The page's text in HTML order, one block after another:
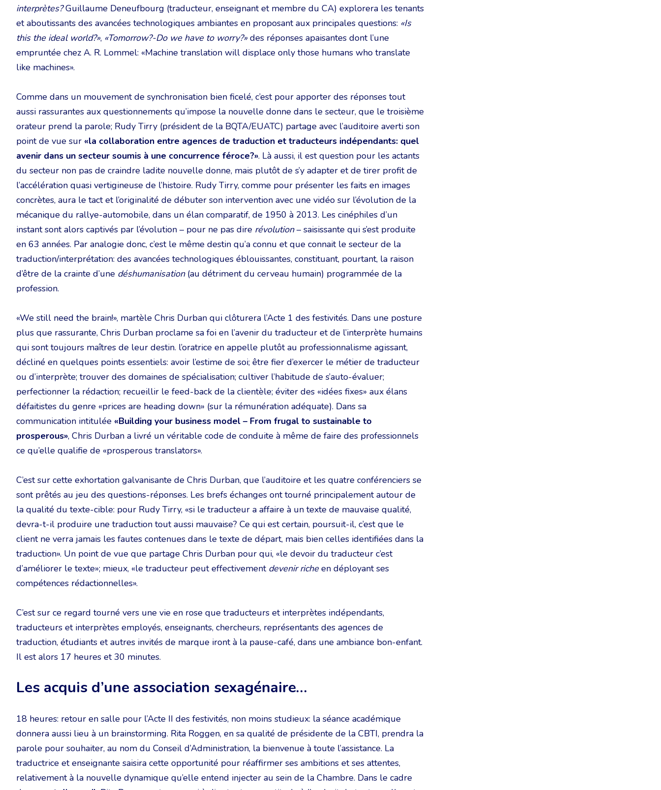
interprètes?Guillaume Deneufbourg (traducteur, enseignant et membre du CA) explorera les tenants
et aboutissants des avancées technologiques ambiantes en proposant aux principales questions: «Is
this the ideal world?», «Tomorrow?-Do we have to worry?» des réponses apaisantes dont l’une
empruntée chez A. R. Lommel: «Machine translation will displace only those humans who translate
like machines».
Comme dans un mouvement de synchronisation bien ficelé, c’est pour apporter des réponses tout
aussi rassurantes aux questionnements qu’impose la nouvelle donne dans le secteur, que le troisième
orateur prend la parole; Rudy Tirry (président de la BQTA/EUATC) partage avec l’auditoire averti son
point de vue sur «la collaboration entre agences de traduction et traducteurs indépendants: quel
avenir dans un secteur soumis à une concurrence féroce?». Là aussi, il est question pour les actants
du secteur non pas de craindre ladite nouvelle donne, mais plutôt de s’y adapter et de tirer profit de
l’accélération quasi vertigineuse de l’histoire. Rudy Tirry, comme pour présenter les faits en images
concrètes, aura le tact et l’originalité de débuter son intervention avec une vidéo sur l’évolution de la
mécanique du rallye-automobile, dans un élan comparatif, de 1950 à 2013. Les cinéphiles d’un
instant sont alors captivés par l’évolution – pour ne pas dire révolution– saisissante qui s’est produite
en 63 années. Par analogie donc, c’est le même destin qu’a connu et que connait le secteur de la
traduction/interprétation: des avancées technologiques éblouissantes, constituant, pourtant, la raison
d’être de la crainte d’une déshumanisation(au détriment du cerveau humain) programmée de la
profession.
«We still need the brain!», martèle Chris Durban qui clôturera l’Acte 1 des festivités. Dans une posture
plus que rassurante, Chris Durban proclame sa foi en l’avenir du traducteur et de l’interprète humains
qui sont toujours maîtres de leur destin. l’oratrice en appelle plutôt au professionnalisme agissant,
décliné en quelques points essentiels: avoir l’estime de soi; être fier d’exercer le métier de traducteur
ou d’interprète; trouver des domaines de spécialisation; cultiver l’habitude de s’auto-évaluer;
perfectionner la rédaction; recueillir le feed-back de la clientèle; éviter des «idées fixes» aux élans
défaitistes du genre «prices are heading down» (sur la rémunération adéquate). Dans sa
communication intitulée «Building your business model – From frugal to sustainable to
prosperous», Chris Durban a livré un véritable code de conduite à même de faire des professionnels
ce qu’elle qualifie de «prosperous translators».
C’est sur cette exhortation galvanisante de Chris Durban, que l’auditoire et les quatre conférenciers se
sont prêtés au jeu des questions-réponses. Les brefs échanges ont tourné principalement autour de
la qualité du texte-cible: pour Rudy Tirry, «si le traducteur a affaire à un texte de mauvaise qualité,
devra-t-il produire une traduction tout aussi mauvaise? Ce qui est certain, poursuit-il, c’est que le
client ne verra jamais les fautes contenues dans le texte de départ, mais bien celles identifiées dans la
traduction». Un point de vue que partage Chris Durban pour qui, «le devoir du traducteur c’est
d’améliorer le texte»; mieux, «le traducteur peut effectivement devenir richeen déployant ses
compétences rédactionnelles».
C’est sur ce regard tourné vers une vie en rose que traducteurs et interprètes indépendants,
traducteurs et interprètes employés, enseignants, chercheurs, représentants des agences de
traduction, étudiants et autres invités de marque iront à la pause-café, dans une ambiance bon-enfant.
Il est alors 17 heures et 30 minutes.
Les acquis d’une association sexagénaire…
18 heures: retour en salle pour l’Acte II des festivités, non moins studieux: la séance académique
donnera aussi lieu à un brainstorming. Rita Roggen, en sa qualité de présidente de la CBTI, prendra la
parole pour souhaiter, au nom du Conseil d’Administration, la bienvenue à toute l’assistance. La
traductrice et enseignante saisira cette opportunité pour réaffirmer ses ambitions et ses attentes,
relativement à la nouvelle dynamique qu’elle entend injecter au sein de la Chambre. Dans le cadre